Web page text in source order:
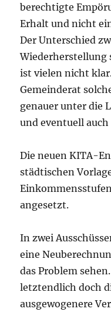
berechtigte
Erhalt und nicht
Der Unterschied
Wiederherstellung
ist vielen nicht
Gemeinderat
genauer unter die
und eventuell auch
Die neuen KITA-
städtischen
angesetzt.
In zwei
eine
das Problem
letztendlich doch
ausgewogenere